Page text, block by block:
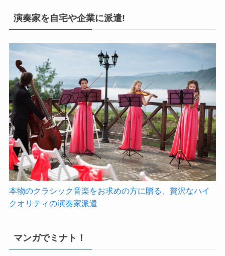
演奏家を自宅や企業に派遣!
本物のクラシック音楽をお求めの方に贈る、贅沢なハイ
クオリティの演奏家派遣
マンガでミナト！